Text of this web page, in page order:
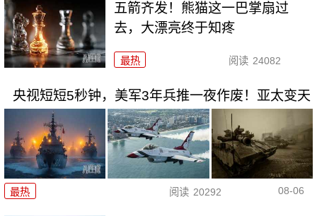
五箭齐发！熊猫这一巴掌扇过
去，大漂亮终于知疼
最热 阅读 24082
央视短短5秒钟，美军3年兵推一夜作废！亚太变天
最热 阅读 20292 08-06